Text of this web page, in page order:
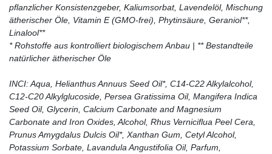
pflanzlicher Konsistenzgeber, Kaliumsorbat, Lavendelöl, Mischung
ätherischer Öle, Vitamin E (GMO-frei), Phytinsäure, Geraniol**,
Linalool**
* Rohstoffe aus kontrolliert biologischem Anbau | ** Bestandteile
natürlicher ätherischer Öle
INCI: Aqua, Helianthus Annuus Seed Oil*, C14-C22 Alkylalcohol,
C12-C20 Alkylglucoside, Persea Gratissima Oil, Mangifera Indica
Seed Oil, Glycerin, Calcium Carbonate and Magnesium
Carbonate and Iron Oxides, Alcohol, Rhus Verniciflua Peel Cera,
Prunus Amygdalus Dulcis Oil*, Xanthan Gum, Cetyl Alcohol,
Potassium Sorbate, Lavandula Angustifolia Oil, Parfum,